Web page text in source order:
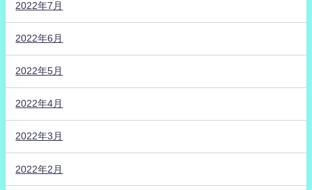
2022年7月
2022年6月
2022年5月
2022年4月
2022年3月
2022年2月